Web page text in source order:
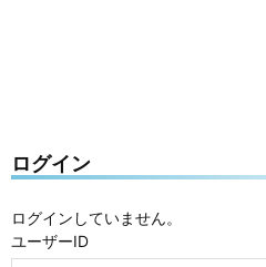
ログイン
ログインしていません。
ユーザーID